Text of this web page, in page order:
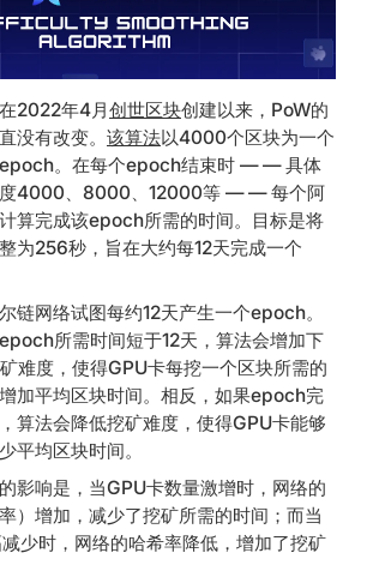
2022年4月创世区块创建以来，PoW的
没有改变。 该算法以4000个区块为一个
epoch。在每个epoch结束时 — — 具体
度4000、8000、12000等 — — 每个阿
算完成该epoch所需的时间。目标是将
为256秒，旨在大约每12天完成一个
链网络试图每约12天产生一个epoch。
所需时间短于12天，算法会增加下
难度，使得GPU卡每挖一个区块所需的
加平均区块时间。相反，如果epoch完
算法会降低挖矿难度，使得GPU卡能够
平均区块时间。
影响是，当GPU卡数量激增时，网络的
）增加，减少了挖矿所需的时间；而当
少时，网络的哈希率降低，增加了挖矿